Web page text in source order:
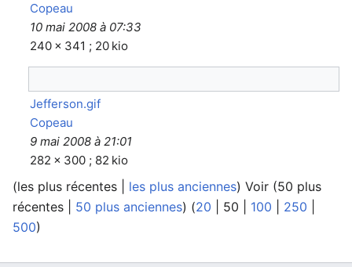
Copeau
10 mai 2008 à 07:33
240 × 341 ; 20 kio
Jefferson.gif
Copeau
9 mai 2008 à 21:01
282 × 300 ; 82 kio
(les plus récentes les plus anciennes) Voir (50 plus
récentes
50 plus anciennes) (20 50 100 250
500)